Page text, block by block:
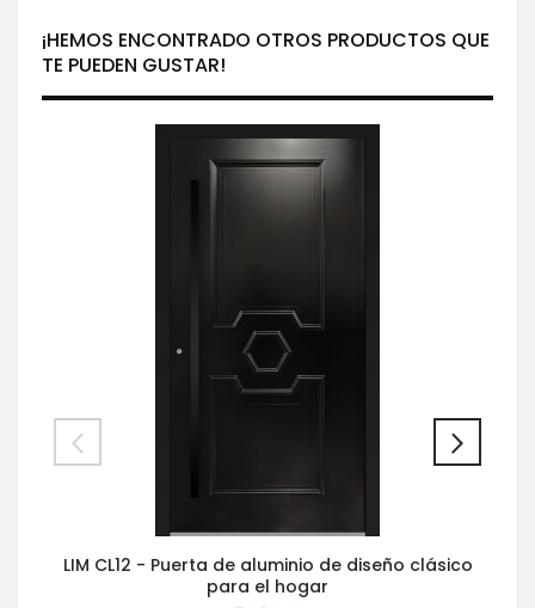
¡HEMOS ENCONTRADO OTROS PRODUCTOS QUE
TE PUEDEN GUSTAR!
LIM CL12 - Puerta de aluminio de diseño clásico
para el hogar